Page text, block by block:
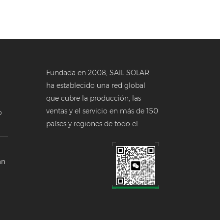
Fundada en 2008, SAIL SOLAR
ha establecido una red global
que cubre la producción, las
ventas y el servicio en más de 150
países y regiones de todo el